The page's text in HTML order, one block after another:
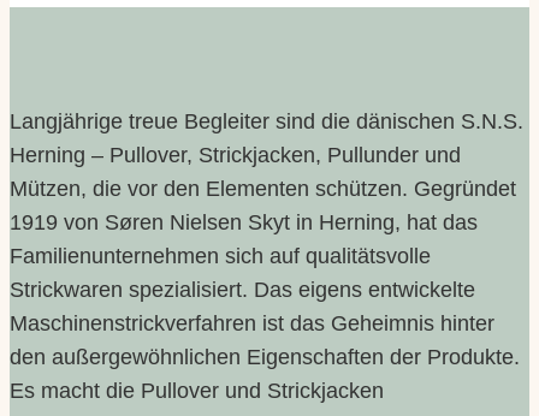
M, L, XXL
Langjährige treue Begleiter sind die dänischen S.N.S.
Herning – Pullover, Strickjacken, Pullunder und
Mützen, die vor den Elementen schützen. Gegründet
1919 von Søren Nielsen Skyt in Herning, hat das
Familienunternehmen sich auf qualitätsvolle
Strickwaren spezialisiert. Das eigens entwickelte
Maschinenstrickverfahren ist das Geheimnis hinter
den außergewöhnlichen Eigenschaften der Produkte.
Es macht die Pullover und Strickjacken